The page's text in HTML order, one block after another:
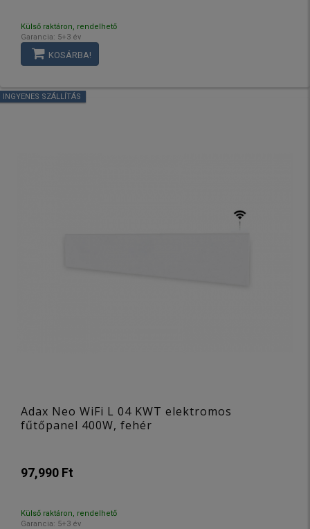
Külső raktáron, rendelhető
Garancia: 5+3 év
KOSÁRBA!
INGYENES SZÁLLÍTÁS
Adax Neo WiFi L 04 KWT elektromos
fűtőpanel 400W, fehér
97,990 Ft
Külső raktáron, rendelhető
Garancia: 5+3 év